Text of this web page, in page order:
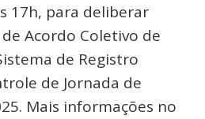
17h, para deliberar
Acordo Coletivo de
de Registro
de Jornada de
Mais informações no